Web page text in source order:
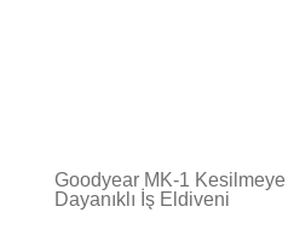
Goodyear MK-1 Kesilmeye
Dayanıklı İş Eldiveni